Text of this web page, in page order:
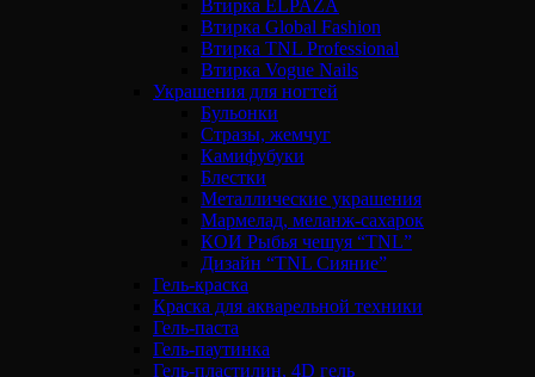
Втирка ELPAZA
Втирка Global Fashion
Втирка TNL Professional
Втирка Vogue Nails
Украшения для ногтей
Бульонки
Стразы, жемчуг
Камифубуки
Блестки
Металлические украшения
Мармелад, меланж-сахарок
КОИ Рыбья чешуя “TNL”
Дизайн “TNL Сияние”
Гель-краска
Краска для акварельной техники
Гель-паста
Гель-паутинка
Гель-пластилин, 4D гель